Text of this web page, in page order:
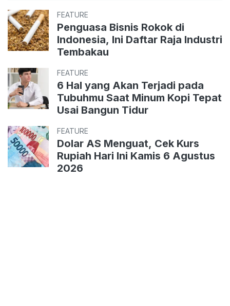
FEATURE
Penguasa Bisnis Rokok di
Indonesia, Ini Daftar Raja Industri
Tembakau
FEATURE
6 Hal yang Akan Terjadi pada
Tubuhmu Saat Minum Kopi Tepat
Usai Bangun Tidur
FEATURE
Dolar AS Menguat, Cek Kurs
Rupiah Hari Ini Kamis 6 Agustus
2026